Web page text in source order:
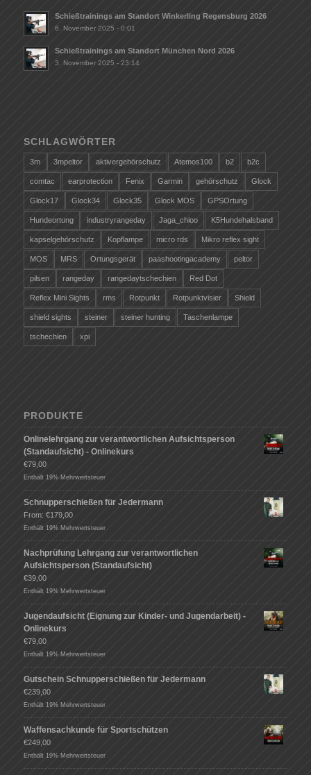
Schießtrainings am Standort Winkerling Regensburg 2026
6. November 2025 - 0:01
Schießtrainings am Standort München Nord 2026
3. November 2025 - 23:14
SCHLAGWÖRTER
3m 3mpeltor aktivergehörschutz Atemos100 b2 b2c
comtac earprotection Fenix Garmin gehörschutz Glock
Glock17 Glock34 Glock35 Glock MOS GPSOrtung
Hundeortung industryrangeday Jaga_chioo K5Hundehalsband
kapselgehörschutz Kopflampe micro rds Mikro reflex sight
MOS MRS Ortungsgerät paashootingacademy peltor
pilsen rangeday rangedaytschechien Red Dot
Reflex Mini Sights rms Rotpunkt Rotpunktvisier Shield
shield sights steiner steiner hunting Taschenlampe
tschechien xpi
PRODUKTE
Onlinelehrgang zur verantwortlichen Aufsichtsperson
(Standaufsicht) - Onlinekurs
€79,00
Enthält 19% Mehrwertsteuer
Schnupperschießen für Jedermann
From: €179,00
Enthält 19% Mehrwertsteuer
Nachprüfung Lehrgang zur verantwortlichen
Aufsichtsperson (Standaufsicht)
€39,00
Enthält 19% Mehrwertsteuer
Jugendaufsicht (Eignung zur Kinder- und Jugendarbeit) -
Onlinekurs
€79,00
Enthält 19% Mehrwertsteuer
Gutschein Schnupperschießen für Jedermann
€239,00
Enthält 19% Mehrwertsteuer
Waffensachkunde für Sportschützen
€249,00
Enthält 19% Mehrwertsteuer